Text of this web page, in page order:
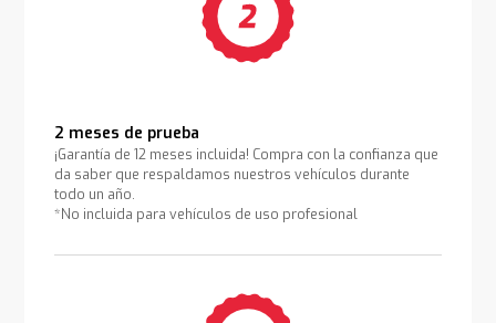
2 meses de prueba
¡Garantía de 12 meses incluida! Compra con la confianza que
da saber que respaldamos nuestros vehículos durante
todo un año.
*No incluida para vehículos de uso profesional